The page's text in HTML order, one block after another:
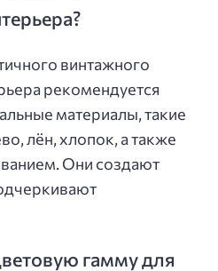
винтажного
рекомендуется
материалы, такие
лён, хлопок, а также
Они создают
гамму для